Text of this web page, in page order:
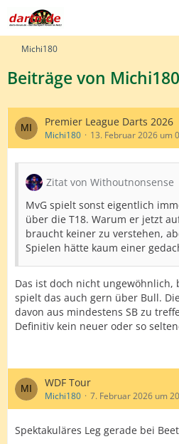
Michi180
Beiträge von Michi180
Premier League Darts 2026
Michi180 13. Februar 2026 um
Zitat von Withoutnonsense
MvG spielt sonst eigentlich
über die T18. Warum er jetzt
braucht keiner zu verstehen,
Spielen hätte kaum einer
Das ist doch nicht ungewöhnlich,
spielt das auch gern über Bull.
davon aus mindestens SB zu
Definitiv kein neuer oder so
WDF Tour
Michi180 7. Februar 2026 um
Spektakuläres Leg gerade bei